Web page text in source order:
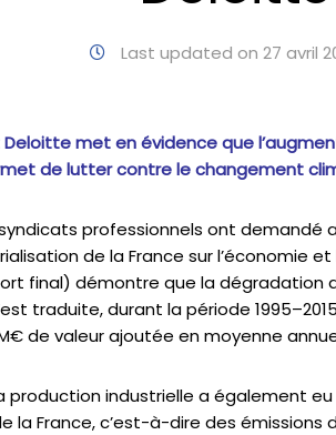
Last updated on 27 avril
met en évidence que
de lutter contre le changement
syndicats professionnels ont demandé
de la France sur l’économie
final) démontre que la dégradation
traduite, durant la période
de valeur ajoutée en moyenne
industrielle a également
la France, c’est-à-dire des